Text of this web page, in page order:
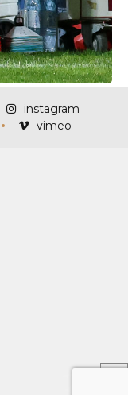
instagram
vimeo